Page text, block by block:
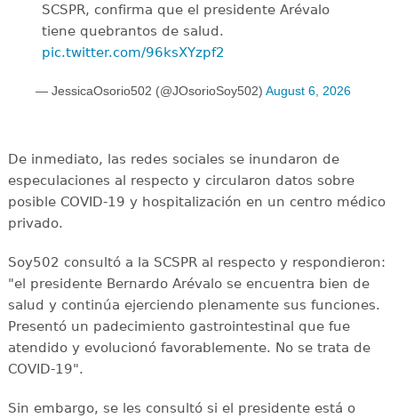
SCSPR, confirma que el presidente Arévalo
tiene quebrantos de salud.
pic.twitter.com/96ksXYzpf2
— JessicaOsorio502 (@JOsorioSoy502) August 6, 2026
De inmediato, las redes sociales se inundaron de
especulaciones al respecto y circularon datos sobre
posible COVID-19 y hospitalización en un centro médico
privado.
Soy502 consultó a la SCSPR al respecto y respondieron:
"el presidente Bernardo Arévalo se encuentra bien de
salud y continúa ejerciendo plenamente sus funciones.
Presentó un padecimiento gastrointestinal que fue
atendido y evolucionó favorablemente. No se trata de
COVID-19".
Sin embargo, se les consultó si el presidente está o